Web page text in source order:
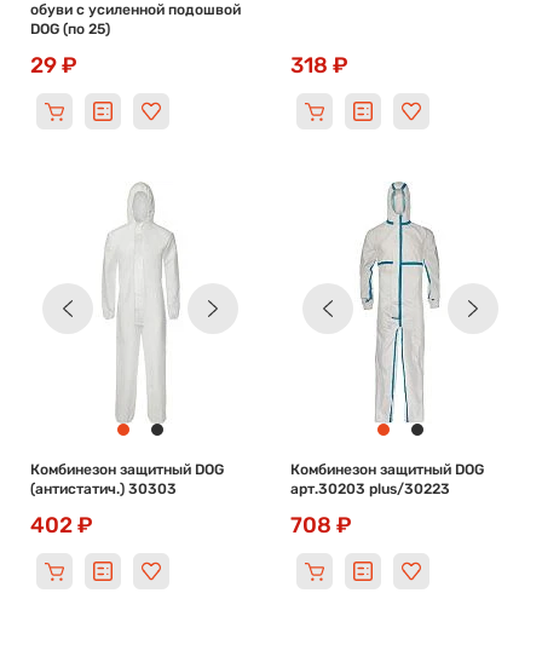
обуви с усиленной подошвой
DOG (по 25)
29 ₽ 318 ₽
Комбинезон защитный DOG
(антистатич.) 30303
402 ₽
Комбинезон защитный DOG
арт.30203 plus/30223
708 ₽